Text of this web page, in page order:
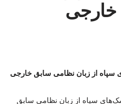
سپاه از زبان نظامی سابق خارجی